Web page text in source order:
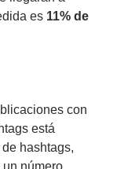
es 11% de
con
está
hashtags,
número